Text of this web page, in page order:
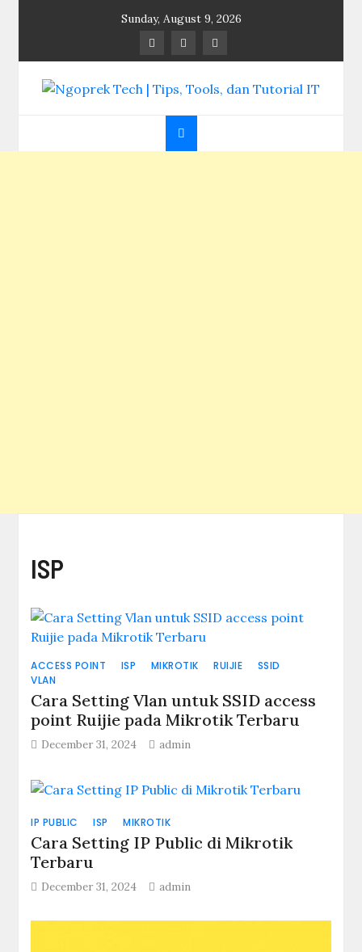
Sunday, August 9, 2026
Ngoprek Tech | Tips,
Tools, dan Tutorial
ISP
ACCESS POINT ISP MIKROTIK RUIJIE
SSID
VLAN
Cara Setting Vlan untuk SSID access
point Ruijie pada Mikrotik Terbaru
December 31, 2024 admin
IP PUBLIC ISP MIKROTIK
Cara Setting IP Public di Mikrotik
Terbaru
December 31, 2024 admin